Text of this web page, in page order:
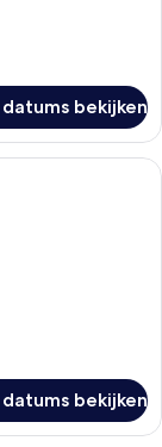
bekijken
met een groot bed,
bekijken